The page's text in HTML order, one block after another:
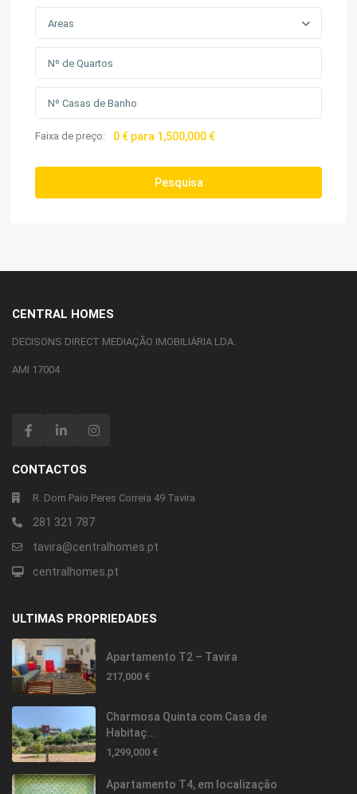
Areas
Faixa de preço: 0 € para 1,500,000 €
Pesquisa
CENTRAL HOMES
DECISONS DIRECT MEDIAÇÃO IMOBILIÁRIA LDA.
AMI 17004
CONTACTOS
R. Dom Paio Peres Correia 49 Tavira
281 321 787
tavira@centralhomes.pt
centralhomes.pt
ULTIMAS PROPRIEDADES
Apartamento T2 – Tavira
217,000 €
Charmosa Quinta com Casa de
Habitaç...
1,299,000 €
Apartamento T4, em localização